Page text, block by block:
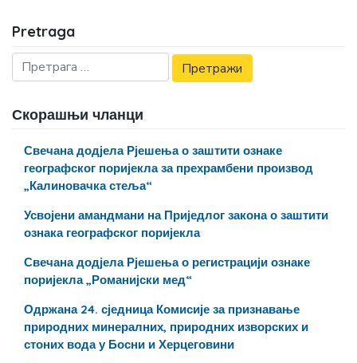
Pretraga
Скорашњи чланци
Свечана додјела Рјешења о заштити ознаке
географског поријекла за прехрамбени производ
„Калиновачка стеља“
Усвојени амандмани на Приједлог закона о заштити
ознака географског поријекла
Свечана додјела Рјешења о регистрацији ознаке
поријекла „Романијски мед“
Одржана 24. сједница Комисије за признавање
природних минералних, природних изворских и
стоних вода у Босни и Херцеговини